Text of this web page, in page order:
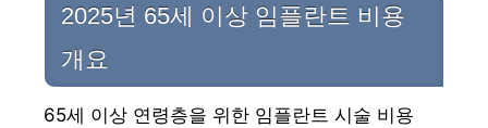
2025년 65세 이상 임플란트 비용
개요
65세 이상 연령층을 위한 임플란트 시술 비용